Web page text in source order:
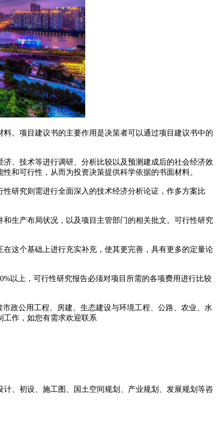
。项目建议书的主要作用是决策者可以通过项目建议书中的
、技术等进行调研、分析比较以及预测建成后的社会经济效
和可行性，从而为投资决策提供科学依据的书面材料。
研究则需进行全面深入的技术经济分析论证，作多方案比
生产布局状况，以及项目主管部门的相关批文。可行性研究
这个基础上进行充实补充，使其更完善，具有更多的定量论
以上，可行性研究报告必须对项目所需的各项费用进行比较
政公用工程、房建、生态建设与环境工程、公路、农业、水
工作，如您有需求欢迎联系
、初设、施工图、国土空间规划、产业规划、发展规划等咨